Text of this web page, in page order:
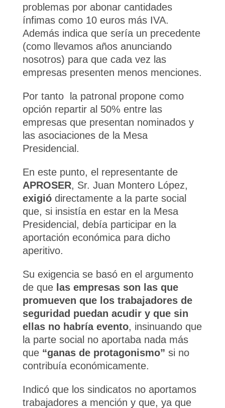
problemas por abonar cantidades
ínfimas como 10 euros más IVA.
Además indica que sería un precedente
(como llevamos años anunciando
nosotros) para que cada vez las
empresas presenten menos menciones.
Por tanto la patronal propone como
opción repartir al 50% entre las
empresas que presentan nominados y
las asociaciones de la Mesa
Presidencial.
En este punto, el representante de
APROSER, Sr. Juan Montero López,
exigiódirectamente a la parte social
que, si insistía en estar en la Mesa
Presidencial, debía participar en la
aportación económica para dicho
aperitivo.
Su exigencia se basó en el argumento
de que las empresas son las que
promueven que los trabajadores de
seguridad puedan acudir y que sin
ellas no habría evento, insinuando que
la parte social no aportaba nada más
que “ganas de protagonismo” si no
contribuía económicamente.
Indicó que los sindicatos no aportamos
trabajadores a mención y que, ya que